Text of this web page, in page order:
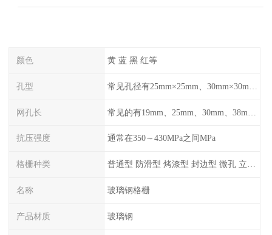
颜色 黄 蓝 黑 红等
孔型
网孔长
抗压强度 通常在350～430MPa之间MPa
格栅种类 普通型 防滑型 ‌烤漆型 封边型 ‌微孔 立体 加砂覆面型 平面型
名称 玻璃钢格栅
产品材质 玻璃钢